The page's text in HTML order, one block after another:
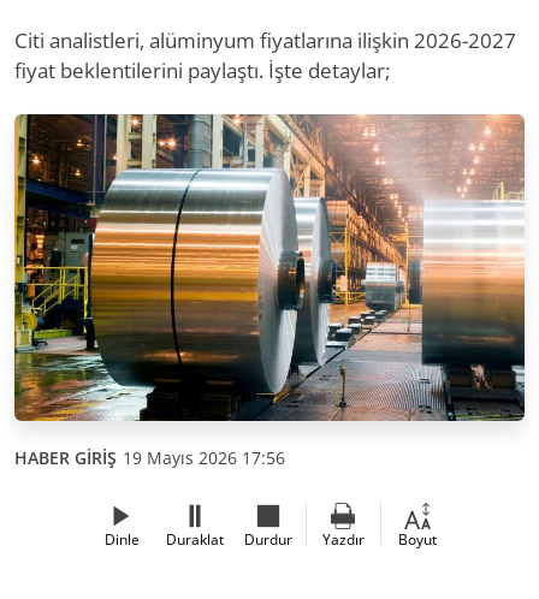
Citi analistleri, alüminyum fiyatlarına ilişkin 2026-2027
fiyat beklentilerini paylaştı. İşte detaylar;
HABER GİRİŞ 19 Mayıs 2026 17:56
Dinle Duraklat Durdur Yazdır Boyut